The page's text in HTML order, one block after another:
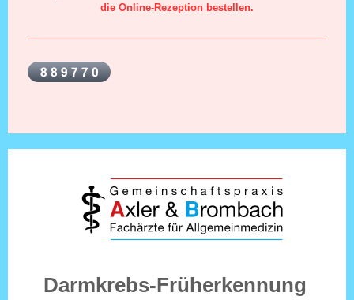
die Online-Rezeption bestellen.
Darmkrebs-Früherkennung